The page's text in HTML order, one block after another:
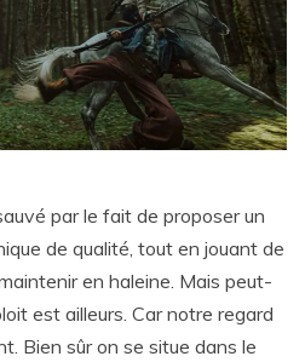
par le fait de proposer un
de qualité, tout en jouant de
en haleine. Mais peut-
est ailleurs. Car notre regard
Bien sûr on se situe dans le